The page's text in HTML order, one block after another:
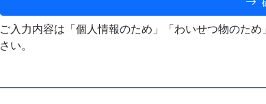
ご入力内容は「個人情報のため」「わいせつ物のた
さい。